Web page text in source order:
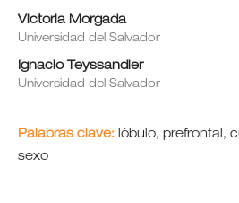
Victoria Morgada
Universidad del Salvador
Ignacio Teyssandier
Universidad del Salvador
Palabras clave: lóbulo, prefrontal,
sexo